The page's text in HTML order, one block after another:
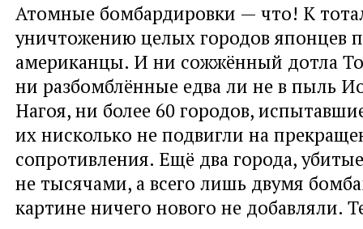
Атомные бомбардировки — что! К
уничтожению целых городов японцев
американцы. И ни сожжённый дотла
ни разбомблённые едва ли не в пыль
Нагоя, ни более 60 городов,
их нисколько не подвигли на
сопротивления. Ещё два города,
не тысячами, а всего лишь двумя
картине ничего нового не добавляли.